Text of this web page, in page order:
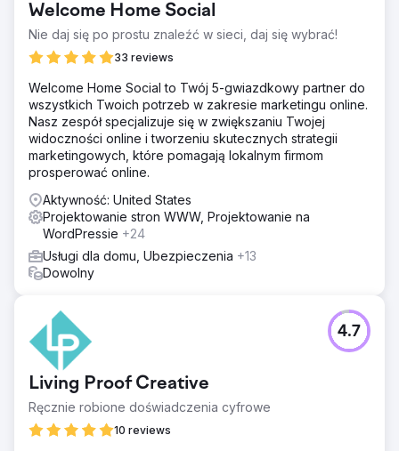
współczynnika konwersji w formularzach rezerwacji,
stworzyliśmy panele atrybucji.
Wyniki
W ciągu 7 miesięcy marka przeszła ze 100% płatnych
akwizycji do 70% rezerwacji organicznych dzięki SEO i
marketingowi treści. Strony docelowe SEO zajęły
pierwsze miejsce w wynikach wyszukiwania Google dla
słów kluczowych o wysokiej intencji, ruch organiczny
wzrósł ponad ośmiokrotnie, a reklamy na Instagramie
Przychody z rezerwacji bezpośrednich przekroczyły 150
000 USD, koszt pozyskania spadł o 58%, a zwrot z
nakładów na reklamę wzrósł z 1,9x do 4,6x. Firma
obecnie rozwija się głównie dzięki SEO i mediom
społecznościowym.
Welcome Home Social
Nie daj się po prostu znaleźć w sieci, daj się wybrać!
33 reviews
Welcome Home Social to Twój 5-gwiazdkowy partner do
wszystkich Twoich potrzeb w zakresie marketingu online.
Nasz zespół specjalizuje się w zwiększaniu Twojej
widoczności online i tworzeniu skutecznych strategii
marketingowych, które pomagają lokalnym firmom
prosperować online.
Aktywność: United States
Projektowanie stron WWW, Projektowanie na
WordPressie +24
Usługi dla domu, Ubezpieczenia +13
Dowolny
Living Proof Creative
Ręcznie robione doświadczenia cyfrowe
10 reviews
4.7